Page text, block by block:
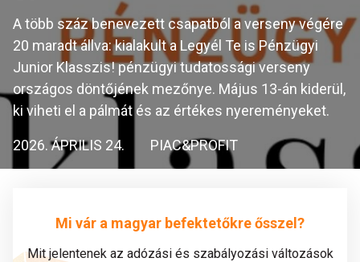
A több száz benevezett csapatból a verseny végére
20 maradt állva: kialakult a Legyél Te is Pénzügyi
Junior Klasszis! pénzügyi tudatossági verseny
országos döntőjének mezőnye. Május 13-án kiderül,
ki viheti el a pálmát és az értékes nyereményeket.
2026. ÁPRILIS 24. PIAC&PROFIT
Mi vár a magyar befektetőkre ősszel?
Mit jelentenek az adózási és szabályozási változások